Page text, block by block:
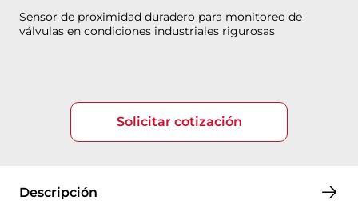
Sensor de proximidad duradero para monitoreo de
válvulas en condiciones industriales rigurosas
Solicitar cotización
Descripción